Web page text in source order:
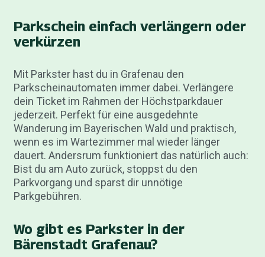
Parkschein einfach verlängern oder
verkürzen
Mit Parkster hast du in Grafenau den
Parkscheinautomaten immer dabei. Verlängere
dein Ticket im Rahmen der Höchstparkdauer
jederzeit. Perfekt für eine ausgedehnte
Wanderung im Bayerischen Wald und praktisch,
wenn es im Wartezimmer mal wieder länger
dauert. Andersrum funktioniert das natürlich auch:
Bist du am Auto zurück, stoppst du den
Parkvorgang und sparst dir unnötige
Parkgebühren.
Wo gibt es Parkster in der
Bärenstadt Grafenau?